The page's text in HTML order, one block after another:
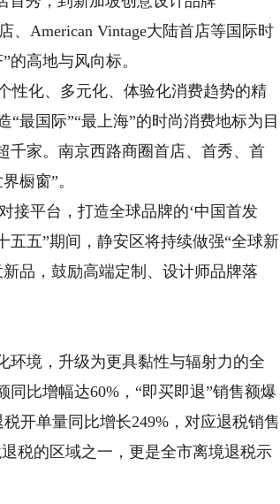
、American Vintage大陆首店等国际时
高地与风向标。
化、多元化、体验化消费趋势的精
最国际”“最上海”的时尚消费地标为目
千家。南京西路商圈首店、首秀、首
橱窗”。
平台，打造全球品牌的‘中国首发
五五”期间，静安区将持续做强“全球新
品，鼓励高端定制、设计师品牌落
境，升级为更具黏性与辐射力的全
比增幅达60%，“即买即退”销售额爆
开单量同比增长249%，对应退税销售
税的区域之一，更是全市离境退税示